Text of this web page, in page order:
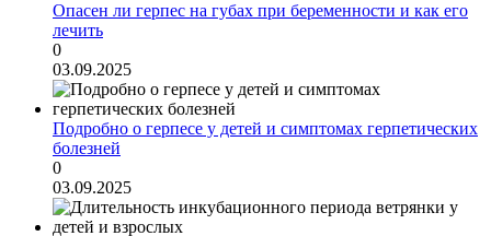
Опасен ли герпес на губах при беременности и как его
лечить
0
03.09.2025
Подробно о герпесе у детей и симптомах герпетических
болезней
0
03.09.2025